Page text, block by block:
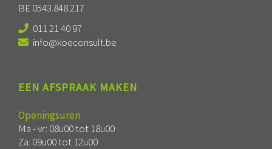
BE 0543.848.217
011 21 40 97
info@koeconsult.be
EEN AFSPRAAK MAKEN
Openingsuren
Ma - vr: 08u00 tot 18u00
Za: 09u00 tot 12u00